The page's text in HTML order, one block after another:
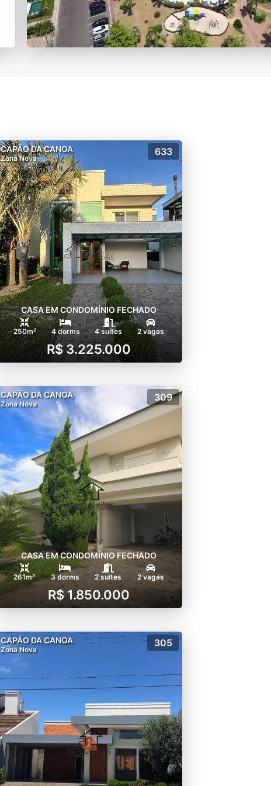
CAPÃO DA CANOA
Zona Nova
633
CASA EM CONDOMÍNIO FECHADO
250m² 4 dorms 4 suítes 2 vagas
R$ 3.225.000
CAPÃO DA CANOA
Zona Nova
309
CASA EM CONDOMÍNIO FECHADO
261m² 3 dorms 2 suítes 2 vagas
R$ 1.850.000
CAPÃO DA CANOA
Zona Nova
305